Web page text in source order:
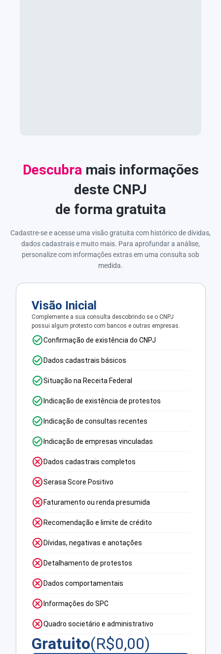
Descubra mais informações
deste CNPJ
de forma gratuita
Cadastre-se e acesse uma visão gratuita com histórico de dívidas,
dados cadastrais e muito mais. Para aprofundar a análise,
personalize com informações extras em uma consulta sob
medida.
Visão Inicial
Complemente a sua consulta descobrindo se o CNPJ
possui algum protesto com bancos e outras empresas.
Confirmação de existência do CNPJ
Dados cadastrais básicos
Situação na Receita Federal
Indicação de existência de protestos
Indicação de consultas recentes
Indicação de empresas vinculadas
Dados cadastrais completos
Serasa Score Positivo
Faturamento ou renda presumida
Recomendação e limite de crédito
Dívidas, negativas e anotações
Detalhamento de protestos
Dados comportamentais
Informações do SPC
Quadro societário e administrativo
Gratuito(R$0,00)